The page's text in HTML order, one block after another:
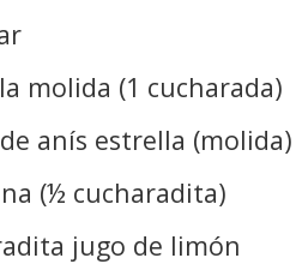
molida (1 cucharada)
anís estrella (molida)
(½ cucharadita)
jugo de limón